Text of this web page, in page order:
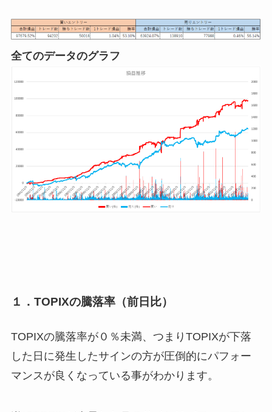
全てのデータのグラフ
１．TOPIXの騰落率（前日比）
TOPIXの騰落率が０％未満、つまりTOPIXが下落
した日に発生したサインの方が圧倒的にパフォー
マンスが良くなっている事がわかります。